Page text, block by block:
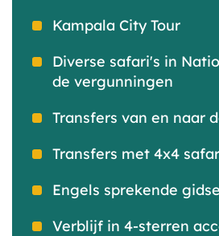
Kampala City Tour
Diverse safari's in
de vergunningen
Transfers van en naar
Transfers met 4x4
Engels sprekende
Verblijf in 4-sterren